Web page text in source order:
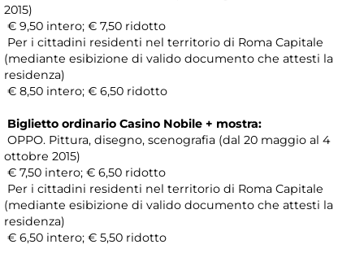
2015)
€ 9,50 intero; € 7,50 ridotto
Per i cittadini residenti nel territorio di Roma Capitale
(mediante esibizione di valido documento che attesti la
residenza)
€ 8,50 intero; € 6,50 ridotto
Biglietto ordinario Casino Nobile + mostra:
OPPO. Pittura, disegno, scenografia (dal 20 maggio al 4
ottobre 2015)
€ 7,50 intero; € 6,50 ridotto
Per i cittadini residenti nel territorio di Roma Capitale
(mediante esibizione di valido documento che attesti la
residenza)
€ 6,50 intero; € 5,50 ridotto